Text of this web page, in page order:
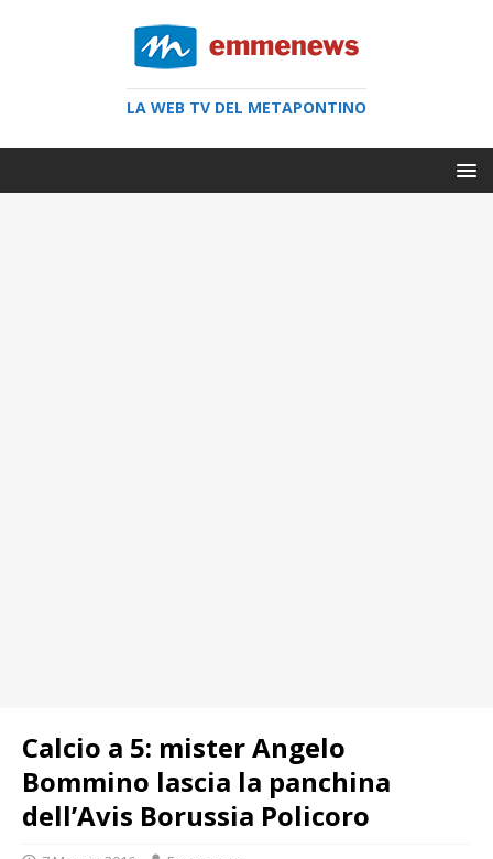
LA WEB TV DEL METAPONTINO
Calcio a 5: mister Angelo
Bommino lascia la panchina
dell’Avis Borussia Policoro